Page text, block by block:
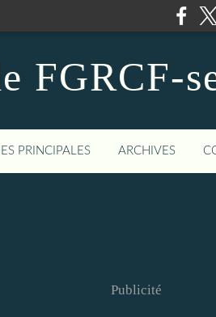
FGRCF-
PRINCIPALES ARCHIVES
Publicité